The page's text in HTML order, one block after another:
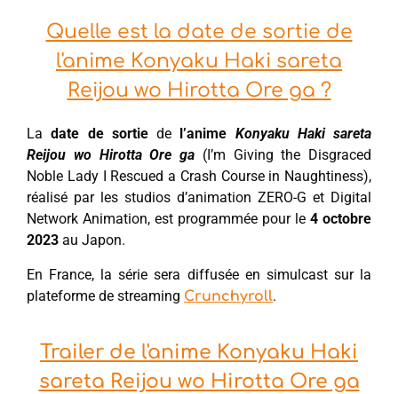
Quelle est la date de sortie de
l'anime Konyaku Haki sareta
Reijou wo Hirotta Ore ga ?
Ladate de sortiede l’anime Konyaku Haki sareta
Reijou wo Hirotta Ore ga (I’m Giving the Disgraced
Noble Lady I Rescued a Crash Course in Naughtiness),
réalisé par les studios d’animation ZERO-G et Digital
Network Animation, est programmée pour le 4 octobre
2023 au Japon.
En France, la série sera diffusée en simulcast sur la
plateforme de streaming Crunchyroll.
Trailer de l'anime Konyaku Haki
sareta Reijou wo Hirotta Ore ga